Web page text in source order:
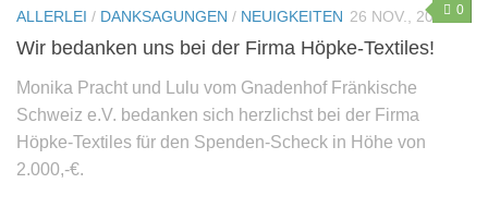
0
ALLERLEI / DANKSAGUNGEN / NEUIGKEITEN 26 NOV., 2021
Wir bedanken uns bei der Firma Höpke-Textiles!
Monika Pracht und Lulu vom Gnadenhof Fränkische
Schweiz e.V. bedanken sich herzlichst bei der Firma
Höpke-Textiles für den Spenden-Scheck in Höhe von
2.000,-€.